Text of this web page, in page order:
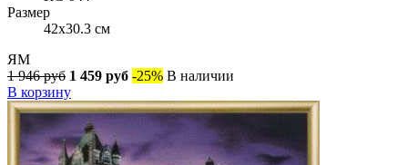
Размер
42x30.3 см
ЯМ
1 946 руб 1 459 руб -25% В наличии
В корзину